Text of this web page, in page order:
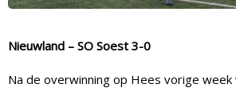
Nieuwland – SO Soest 3-0
Na de overwinning op Hees vorige week